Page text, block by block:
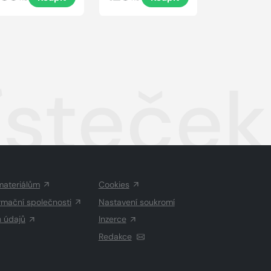
společnosti
údajů
Cookies
Nastavení soukromí
Inzerce
Redakce